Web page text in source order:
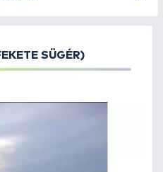
SÜGÉR)